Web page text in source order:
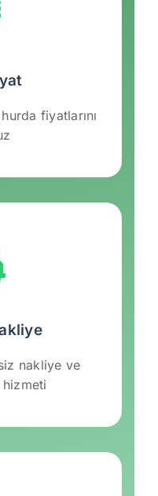
fiyatlarını
nakliye ve
hizmeti